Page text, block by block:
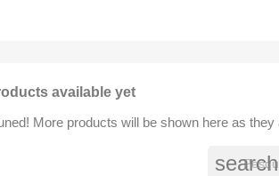
available yet
More products will be shown here as they
search